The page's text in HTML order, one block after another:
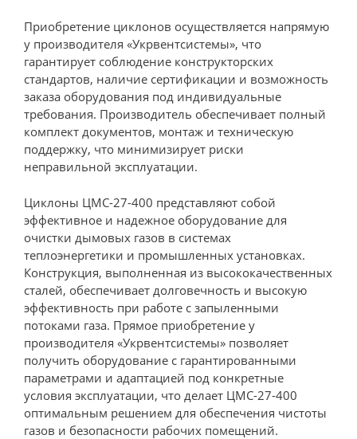
Приобретение циклонов осуществляется напрямую
у производителя «Укрвентсистемы», что
гарантирует соблюдение конструкторских
стандартов, наличие сертификации и возможность
заказа оборудования под индивидуальные
требования. Производитель обеспечивает полный
комплект документов, монтаж и техническую
поддержку, что минимизирует риски
неправильной эксплуатации.
Циклоны ЦМС-27-400 представляют собой
эффективное и надежное оборудование для
очистки дымовых газов в системах
теплоэнергетики и промышленных установках.
Конструкция, выполненная из высококачественных
сталей, обеспечивает долговечность и высокую
эффективность при работе с запыленными
потоками газа. Прямое приобретение у
производителя «Укрвентсистемы» позволяет
получить оборудование с гарантированными
параметрами и адаптацией под конкретные
условия эксплуатации, что делает ЦМС-27-400
оптимальным решением для обеспечения чистоты
газов и безопасности рабочих помещений.